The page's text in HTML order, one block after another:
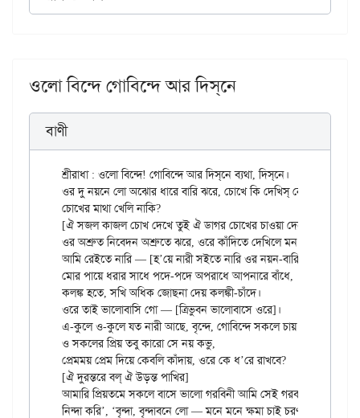
ওলো বিন্দে গোবিন্দে আর দিস্‌নে
বাণী
শ্রীরাধা : ওলো বিন্দে! গোবিন্দে আর দিস্‌নে ব্যথা, দিস্‌নে।
ওর দু নয়নে লো অঝোর ধারে বারি ঝরে, চোখে কি দেখিস্ নে?
চোখের মাথা খেলি নাকি?
[ঐ সজল কাজল চোখ দেখে তুই ঐ ডাগর চোখের চাওয়া দেখে তুই]
ওর অশ্রুত নিবেদন অশ্রুতে ঝরে, ওরে কাঁদিতে দেখিলে মন কেমন করে।
আমি রেইতে নারি — [হ’য়ে নারী সইতে নারি ওর নয়ন-বারি]।
মোর পায়ে ধরার সাধে পদে-পদে অপরাধে আপনারে বাঁধে,
কলঙ্ক হতে, সখি অধিক জোছনা দেয় কলঙ্কী-চাঁদে।
ওরে তাই ভালোবাসি গো — [ত্রিভুবন ভালোবাসে ওরে]।
এ-কুলে ও-কুলে যত নারী আছে, বৃন্দে, গোবিন্দে সকলে চায় —
ও সকলের প্রিয় তবু কারো সে নয় কভু,
প্রেমময় প্রেম দিয়ে কেবলি কাঁদায়, ওরে কে ধ’রে রাখবে?
[ঐ দুরন্তরে বল্ ঐ উড়ন্ত পাখির]
আমারি প্রিয়তমে সকলে বাসে ভালো গরবিনী আমি সেই গরব-ভরে।
নিন্দা করি’, ‘বৃন্দা, বৃন্দাবনে লো — মনে মনে ক্ষমা চাই চরণ ধ’রে।